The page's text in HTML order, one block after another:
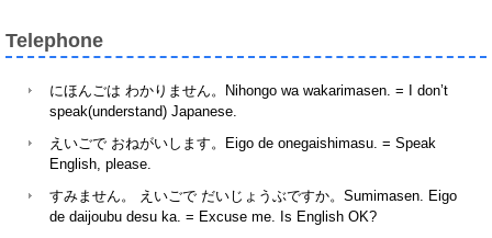
Telephone
にほんごは わかりません。Nihongo wa wakarimasen. = I don’t
speak(understand) Japanese.
えいごで おねがいします。Eigo de onegaishimasu. = Speak
English, please.
すみません。 えいごで だいじょうぶですか。Sumimasen. Eigo
de daijoubu desu ka. = Excuse me. Is English OK?